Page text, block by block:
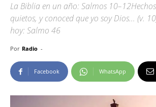
La Biblia en un año: Salmos
quietos, y conoced que yo soy Dios… (v.
hoy: Salmo 46
Por Radio -
Facebook WhatsApp